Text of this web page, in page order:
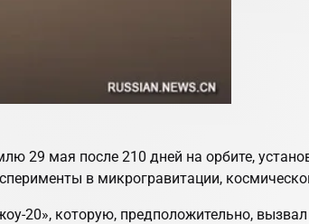
мая после 210 дней на орбите,
в микрогравитации,
которую, предположительно,